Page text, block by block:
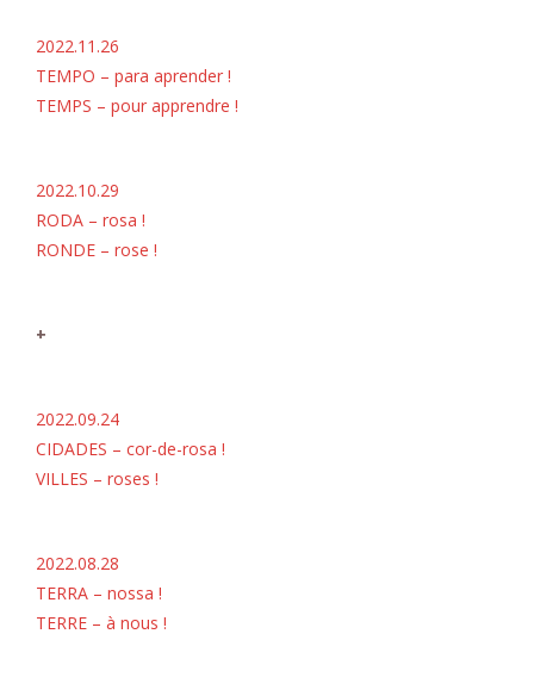
2022.11.26
TEMPO – para aprender !
TEMPS – pour apprendre !
2022.10.29
RODA – rosa !
RONDE – rose !
+
2022.09.24
CIDADES – cor-de-rosa !
VILLES – roses !
2022.08.28
TERRA – nossa !
TERRE – à nous !